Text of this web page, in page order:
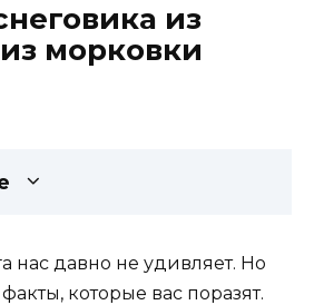
из
морковки
нас давно не удивляет. Но
которые вас поразят.